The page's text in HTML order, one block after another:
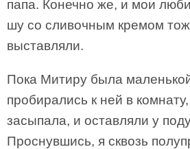
папа. Конечно же, и мои
шу со сливочным кремом
выставляли.
Пока Митиру была
пробирались к ней в
засыпала, и оставляли у
Проснувшись, я сквозь